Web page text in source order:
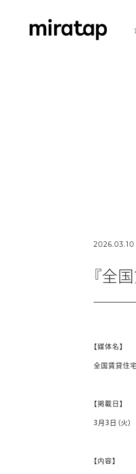
2026.03.10
『全
【媒体名】
全国賃貸住
【掲載日】
3月3日（火）
【内容】